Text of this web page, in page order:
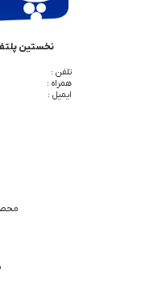
نخستین
تلفن :
همراه :
ایمیل :